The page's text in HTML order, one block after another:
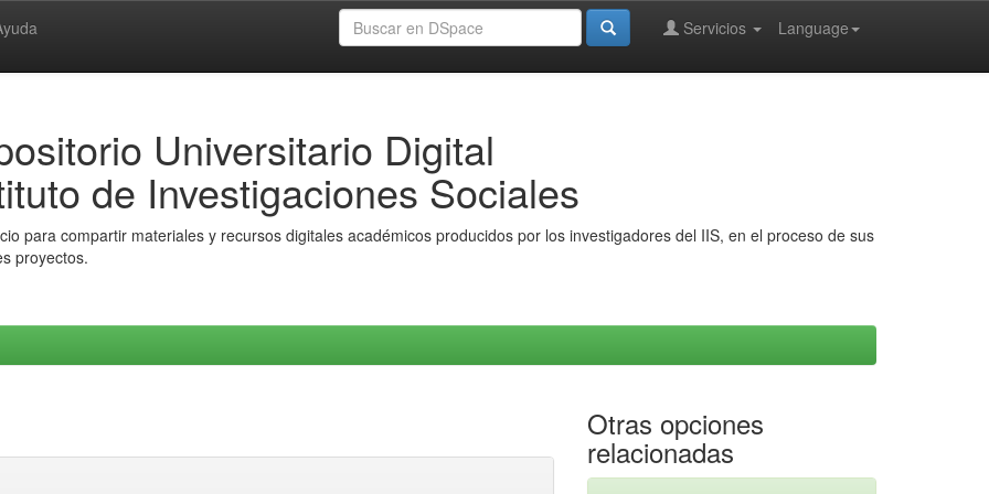
Language
Servicios
Universitario Digital
de Investigaciones Sociales
para compartir materiales y recursos digitales académicos producidos por los investigadores del IIS, en el proceso de sus
proyectos.
Otras opciones
relacionadas